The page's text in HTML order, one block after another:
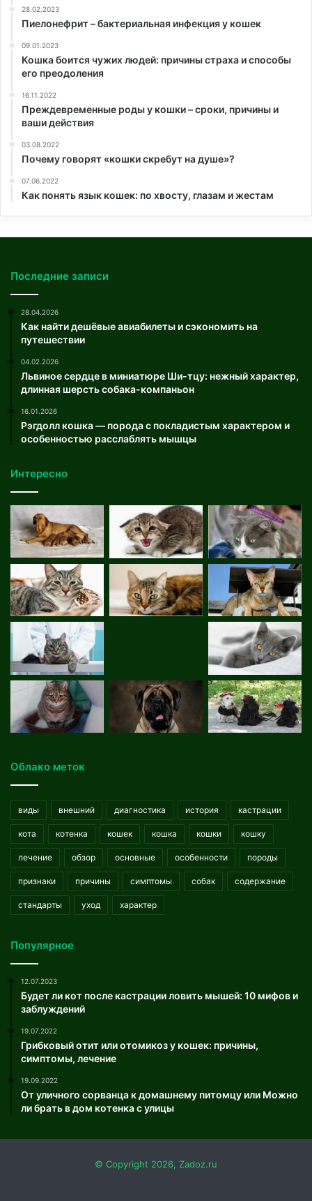
28.02.2023
Пиелонефрит – бактериальная инфекция у кошек
09.01.2023
Кошка боится чужих людей: причины страха и способы
его преодоления
16.11.2022
Преждевременные роды у кошки – сроки, причины и
ваши действия
03.08.2022
Почему говорят «кошки скребут на душе»?
07.06.2022
Как понять язык кошек: по хвосту, глазам и жестам
Последние записи
28.04.2026
Как найти дешёвые авиабилеты и сэкономить на
путешествии
04.02.2026
Львиное сердце в миниатюре Ши-тцу: нежный характер,
длинная шерсть собака-компаньон
16.01.2026
Рэгдолл кошка — порода с покладистым характером и
особенностью расслаблять мышцы
Интересно
Облако меток
виды внешний диагностика история кастрации
кота котенка кошек кошка кошки кошку
лечение обзор основные особенности породы
признаки причины симптомы собак содержание
стандарты уход характер
Популярное
12.07.2023
Будет ли кот после кастрации ловить мышей: 10 мифов и
заблуждений
19.07.2022
Грибковый отит или отомикоз у кошек: причины,
симптомы, лечение
19.09.2022
От уличного сорванца к домашнему питомцу или Можно
ли брать в дом котенка с улицы
© Copyright 2026, Zadoz.ru